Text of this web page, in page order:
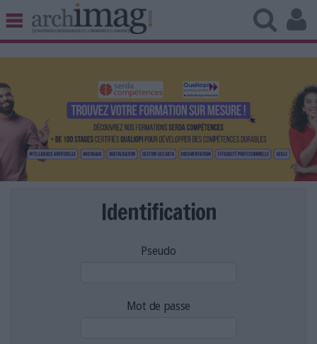
BIBLIOTHÈQUE ÉDITION
UNIVERS DATA
TRAVAIL COLLABORATIF
VIE NUMÉRIQUE
NUMÉRIQUE RESPONSABLE
Identification
Pseudo
Mot de passe